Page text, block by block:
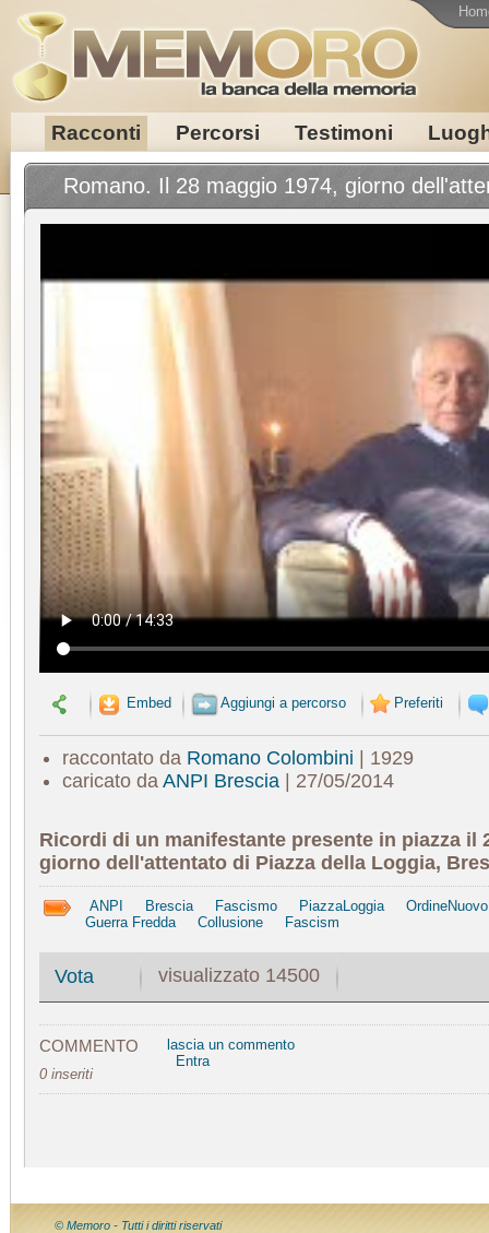
Racconti Percorsi Testimoni
Romano. Il 28 maggio 1974, giorno
Embed Aggiungi a percorso Preferiti
raccontato da Romano Colombini | 1929
caricato da ANPI Brescia| 27/05/2014
Ricordi di un manifestante presente in piazza il
giorno dell'attentato di Piazza della Loggia,
ANPI Brescia Fascismo PiazzaLoggia
OrdineNuovo
Guerra Fredda
Collusione Fascism
Vota visualizzato 14500
COMMENTO
0 inseriti
lascia un commento
Entra
© Memoro - Tutti i diritti riservati